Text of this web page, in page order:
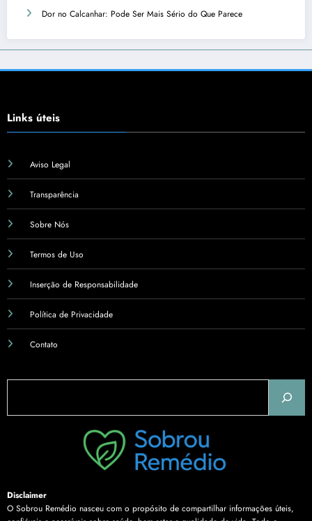
Dor no Calcanhar: Pode Ser Mais Sério do Que Parece
Links úteis
Aviso Legal
Transparência
Sobre Nós
Termos de Uso
Inserção de Responsabilidade
Política de Privacidade
Contato
Disclaimer
O Sobrou Remédio nasceu com o propósito de compartilhar informações úteis,